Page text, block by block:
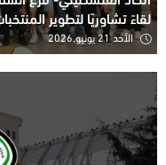
لقاءً تشاوريًا لتطوير
الأحد 21 يونيو,2026